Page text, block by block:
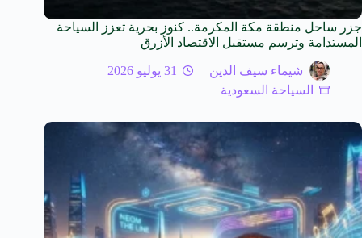
جزر ساحل منطقة مكة المكرمة.. كنوز بحرية تعزز السياحة
المستدامة وترسم مستقبل الاقتصاد الأزرق
شيماء سيف الدين
31 يوليو 2026
السياحة السعودية